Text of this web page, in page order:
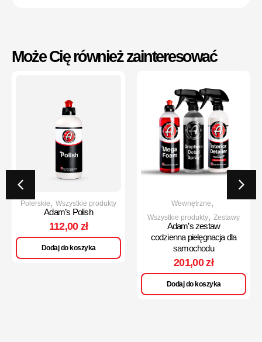
Może Cię również zainteresować
Polerskie , Wszystkie produkty
Adam’s Polish
112,00 zł
Dodaj do koszyka
Wewnętrzne ,
Wszystkie produkty, Zestawy
Adam’s zestaw
codzienna pielęgnacja dla
samochodu
201,00zł
Dodaj do koszyka